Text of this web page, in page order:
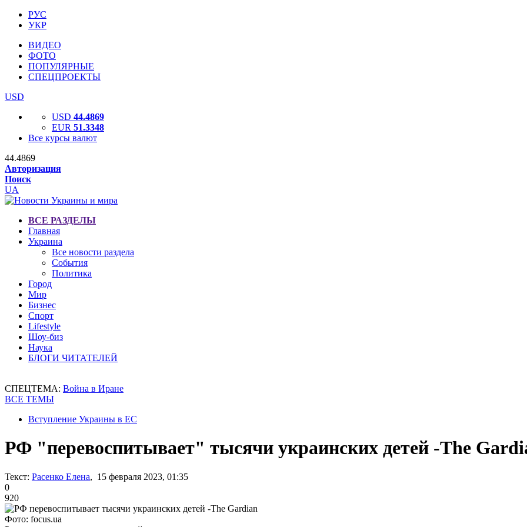
РУС
УКР
ВИДЕО
ФОТО
ПОПУЛЯРНЫЕ
СПЕЦПРОЕКТЫ
USD
USD 44.4869
EUR 51.3348
Все курсы валют
44.4869
Авторизация
Поиск
UA
ВСЕ РАЗДЕЛЫ
Главная
Украина
Все новости раздела
События
Политика
Город
Мир
Бизнес
Спорт
Lifestyle
Шоу-биз
Наука
БЛОГИ ЧИТАТЕЛЕЙ
СПЕЦТЕМА: Война в Иране
ВСЕ ТЕМЫ
Вступление Украины в ЕС
РФ "перевоспитывает" тысячи украинских детей -The
Текст: Расенко Елена, 15 февраля 2023, 01:35
0
920
Фото: focus.ua